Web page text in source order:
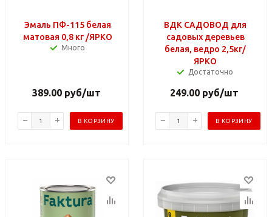
Эмаль ПФ-115 белая
матовая 0,8 кг /ЯРКО
Много
389.00руб/шт
В КОРЗИНУ
ВДК САДОВОД для
садовых деревьев
белая, ведро 2,5кг/
ЯРКО
Достаточно
249.00руб/шт
В КОРЗИНУ